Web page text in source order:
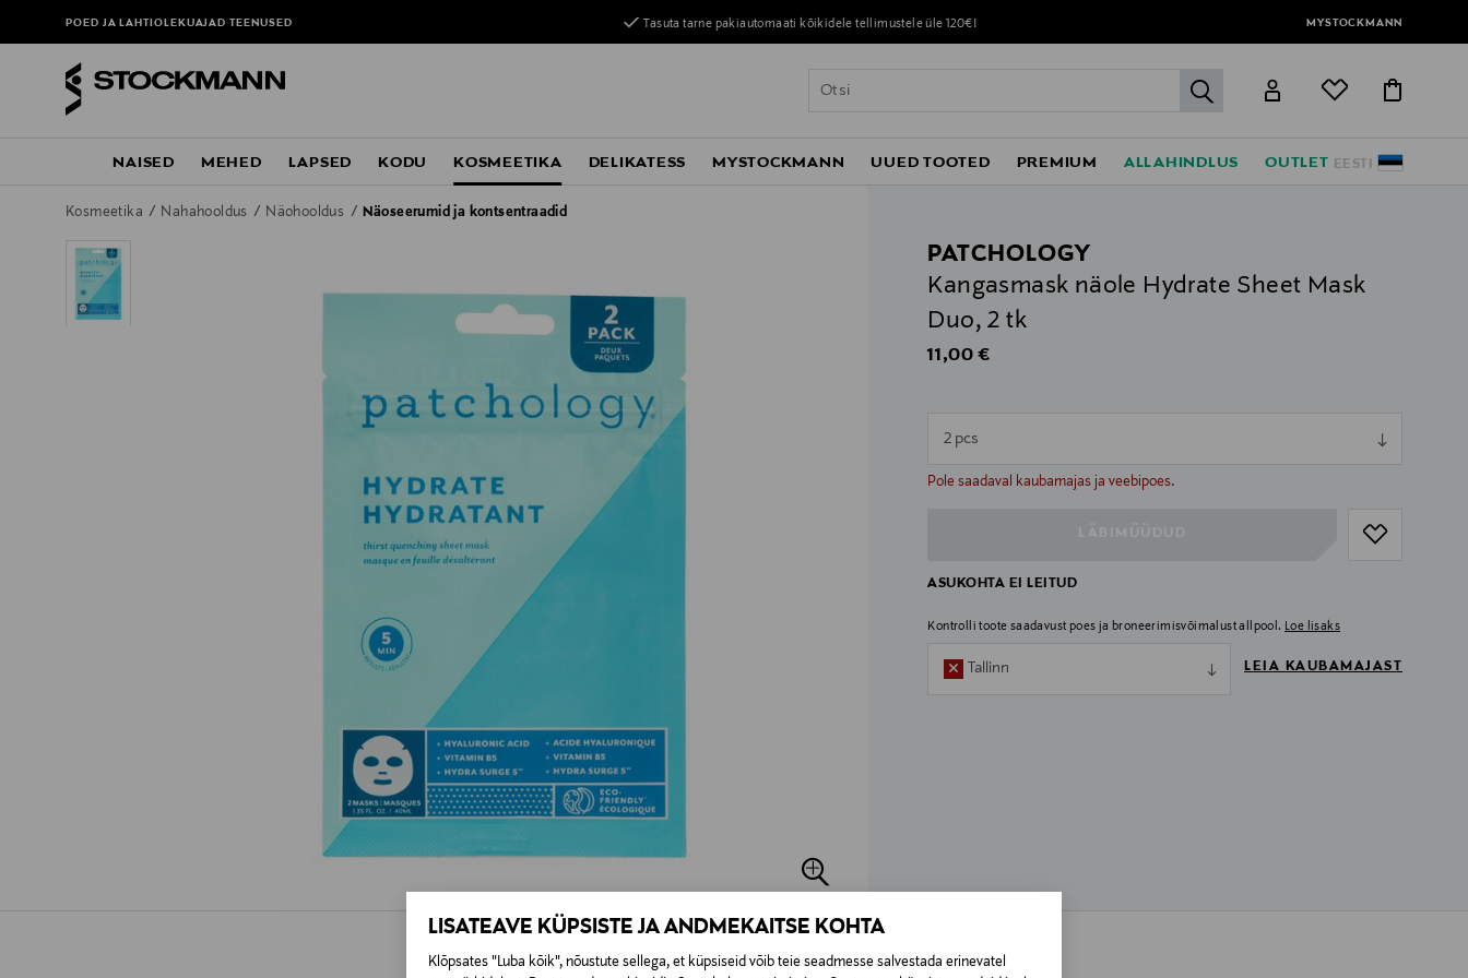
LISATEAVE KÜPSISTE JA ANDMEKAITSE KOHTA
Klõpsates "Luba kõik", nõustute sellega, et küpsiseid võib teie seadmesse salvestada erinevatel
POED JA LAHTIOLEKUAJADTEENUSED Tasuta tarne pakiautomaati kõikidele tellimustele üle 120€! MYSTOCKMANN
label.header.go
EESTI
NAISED MEHED LAPSED KODU KOSMEETIKA DELIKATESS MYSTOCKMANN UUED TOOTED PREMIUM ALLAHINDLUS OUTLET
Kosmeetika Nahahooldus Näohooldus Näoseerumid ja kontsentraadid
PATCHOLOGY
Kangasmask näole Hydrate Sheet Mask
Duo, 2 tk
Original Price
11,00 €
2 pcs
Pole saadaval kaubamajas ja veebipoes.
null
ASUKOHTA EI LEITUD
Kontrolli toote saadavust poes ja broneerimisvõimalust allpool. Loe lisaks
Tallinn LEIA KAUBAMAJAST